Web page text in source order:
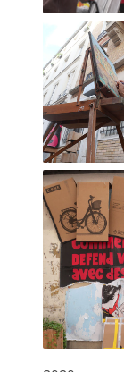
2 mai 2015,